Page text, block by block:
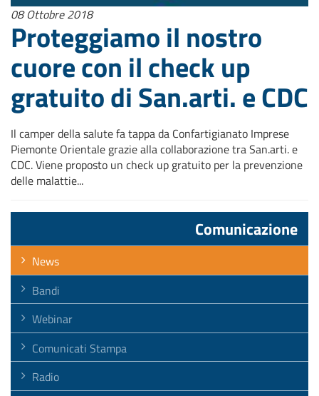
08 Ottobre 2018
Proteggiamo il nostro
cuore con il check up
gratuito di San.arti. e CDC
Il camper della salute fa tappa da Confartigianato Imprese
Piemonte Orientale grazie alla collaborazione tra San.arti. e
CDC. Viene proposto un check up gratuito per la prevenzione
delle malattie...
Comunicazione
News
Bandi
Webinar
Comunicati Stampa
Radio